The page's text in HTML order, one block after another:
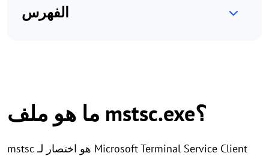
الفهرس
ما هو ملف mstsc.exe؟
mstsc هو اختصار لـ Microsoft Terminal Service Client